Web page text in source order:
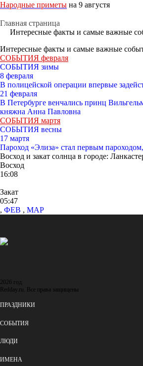
Народные приметы на 9 августя
Главная страница
Интересные факты и cамые важные
Интересные факты и cамые важные
СОБЫТИЯ февраля
СОБЫТИЯ зимы
8 февраля
В полицейской операции впервые
21 февраля
В Петербурге венчались принц
княжна Анна Павловна
СОБЫТИЯ мартя
СОБЫТИЯ весны
17 мартя
Пароход «Элиза» стал первым
Восход и закат солнца в городе:
Восход
16:08
Закат
05:47
, ФЕВ , МАР
2026 год.
Redday.ru. Все права защищены
ПРАЗДНИКИ
СОБЫТИЯ
ЛЮДИ
ИМЕНА